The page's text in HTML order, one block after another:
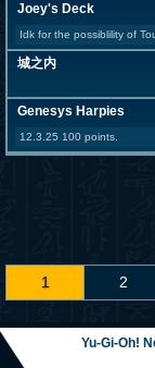
Joey's Deck
Idk for the possiblility of
城之内
Genesys Harpies
12.3.25 100 points.
1 2
Yu-Gi-Oh!